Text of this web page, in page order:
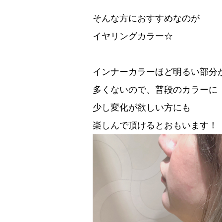
そんな方におすすめなのが
イヤリングカラー☆
インナーカラーほど明るい部分
多くないので、普段のカラーに
少し変化が欲しい方にも
楽しんで頂けるとおもいます！